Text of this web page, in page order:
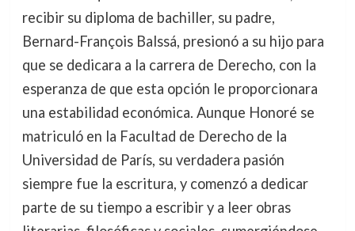
recibir su diploma de bachiller, su padre,
Bernard-François Balssá, presionó a su hijo para
que se dedicara a la carrera de Derecho, con la
esperanza de que esta opción le proporcionara
una estabilidad económica. Aunque Honoré se
matriculó en la Facultad de Derecho de la
Universidad de París, su verdadera pasión
siempre fue la escritura, y comenzó a dedicar
parte de su tiempo a escribir y a leer obras